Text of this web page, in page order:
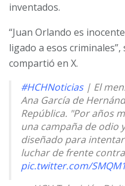
inventados.
“Juan Orlando es
ligado a esos
compartió en X.
#HCHNoticias| El
Ana García de
República. "Por años
una campaña de odio
diseñado para
luchar de frente
pic.twitter.com/